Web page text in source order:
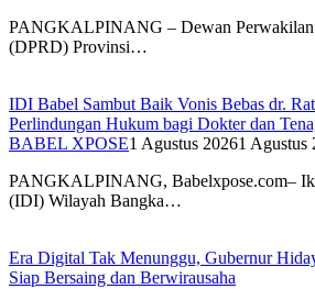
PANGKALPINANG – Dewan Perwakilan
(DPRD) Provinsi…
IDI Babel Sambut Baik Vonis Bebas dr.
Perlindungan Hukum bagi Dokter dan
BABEL XPOSE1 Agustus 20261 Agustus
PANGKALPINANG, Babelxpose.com–
(IDI) Wilayah Bangka…
Era Digital Tak Menunggu, Gubernur
Siap Bersaing dan Berwirausaha